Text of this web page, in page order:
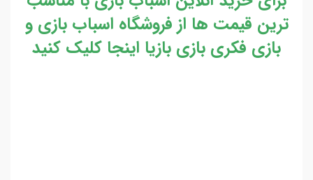
ترین قیمت ها از فروشگاه اسباب بازی و
بازی فکری بازی بازیا اینجا کلیک کنید